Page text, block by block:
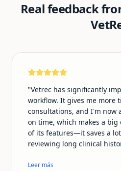
Real feedback
"Vetrec has significantly
workflow. It gives me more
consultations, and I'm now
on time, which makes a
of its features—it saves a
reviewing long clinical
look much more
Leer más